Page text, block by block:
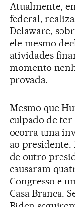
Atualmente,
federal,
Delaware,
ele mesmo
atividades
momento
provada.
Mesmo que
culpado de ter
ocorra uma
ao presidente.
de outro
causaram
Congresso e
Casa Branca.